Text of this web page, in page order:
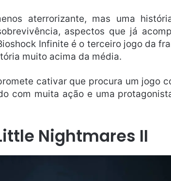
aterrorizante, mas uma
aspectos que já
Infinite é o terceiro jogo da
muito acima da média.
cativar que procura um jogo
com muita ação e uma
Nightmares II